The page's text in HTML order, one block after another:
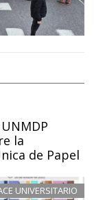
la
de Papel
UNIVERSITARIO